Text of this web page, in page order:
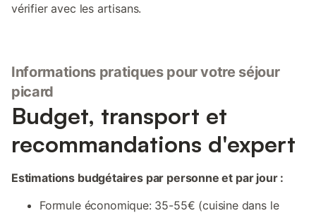
vérifier avec les artisans.
Informations pratiques pour votre séjour
picard
Budget, transport et
recommandations d'expert
Estimations budgétaires par personne et par jour :
Formule économique: 35-55€ (cuisine dans le